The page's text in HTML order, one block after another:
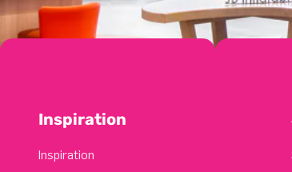
Inspiration
Inspiration